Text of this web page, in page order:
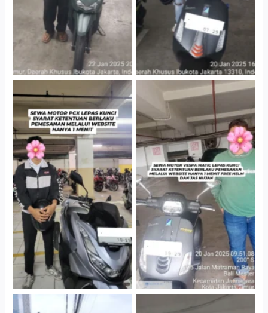
Hotel Kartika Chandra,
Jakarta Selatan
Cityplaza Jatinegara
Gedung Parkir P6A